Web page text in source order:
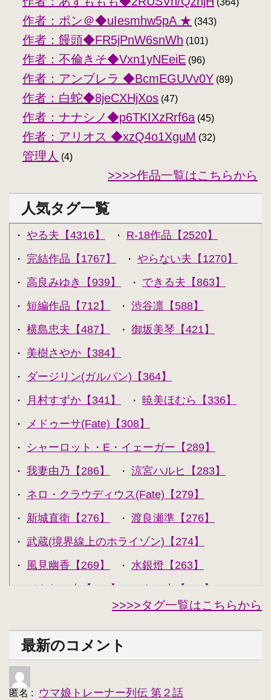
(364)
作者：ポン＠◆uIesmhw5pA ★ (343)
作者：饅頭◆FR5jPnW6snWh (101)
作者：不倫きそ◆Vxn1yNEeiE (96)
作者：アンブレラ ◆BcmEGUVv0Y (89)
作者：白蛇◆8jeCXHjXos (47)
作者：ナナシノ◆p6TKIXzRrf6a (45)
作者：アリオス ◆xzQ4o1XguM (32)
管理人 (4)
>>>>作品一覧はこちらから
人気タグ一覧
・ やる夫【4316】 ・ R-18作品【2520】
・ 完結作品【1767】 ・ やらない夫【1270】
・ 高良みゆき【939】 ・ できる夫【863】
・ 短編作品【712】 ・ 渋谷凛【588】
・ 横島忠夫【487】 ・ 御坂美琴【421】
・ 美樹さやか【384】
・ ダージリン(ガルパン)【364】
・ 月村すずか【341】 ・ 暁美ほむら【336】
・ メドゥーサ(Fate)【308】
・ シャーロット・E・イェーガー【289】
・ 我妻由乃【286】 ・ 涼宮ハルヒ【283】
・ ネロ・クラウディウス(Fate)【279】
・ 新城直衛【276】 ・ 渡良瀬準【276】
・ 武蔵(境界線上のホライゾン)【274】
・ 風見幽香【269】 ・ 水銀燈【263】
できない夫【262】 キル夫【260】
セシリア・オルコット【240】
西住みほ【237】
・ ミーナ・ディートリンデ・ヴィルケ【223】
・ ニャル子【218】
>>>>タグ一覧はこちらから
最新のコメント
匿名 :
ウマ娘トレーナー列伝 第２話